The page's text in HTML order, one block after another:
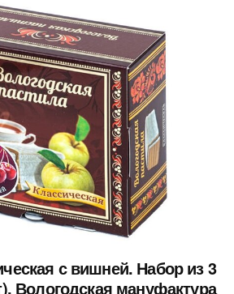
с вишней. Набор из 3
Вологодская мануфактура